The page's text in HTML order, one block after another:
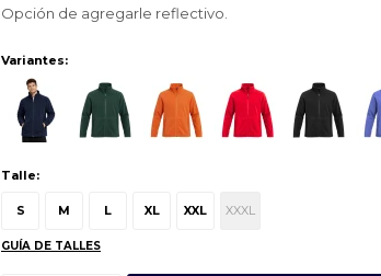
Opción de agregarle reflectivo.
Variantes:
Talle:
S M L XL XXL XXXL
GUÍA DE TALLES